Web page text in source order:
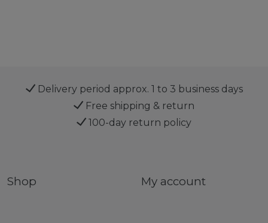
Delivery period approx. 1 to 3 business days
Free shipping & return
100-day return policy
Shop My account